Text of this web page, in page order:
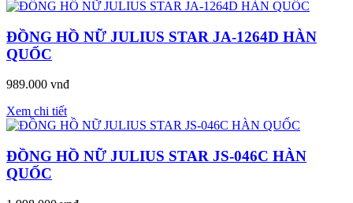
ĐỒNG HỒ NỮ JULIUS STAR JA-1264D HÀN
QUỐC
989.000 vnđ
Xem chi tiết
ĐỒNG HỒ NỮ JULIUS STAR JS-046C HÀN
QUỐC